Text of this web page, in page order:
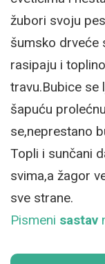
žubori svoju
šumsko drveće
rasipaju i
travu.Bubice se
šapuću
se,neprestano
Topli i sunčani
svima,a žagor
sve strane.
Pismeni sastav